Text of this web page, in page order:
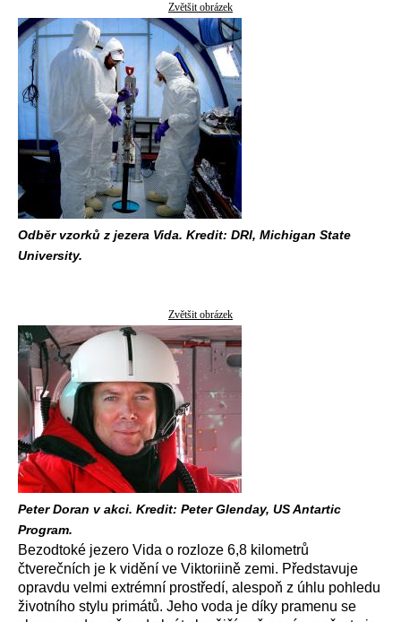
Zvětšit obrázek
Odběr vzorků z jezera Vida. Kredit: DRI, Michigan State
University.
Zvětšit obrázek
Peter Doran v akci. Kredit: Peter Glenday, US Antartic
Program.
Bezodtoké jezero Vida o rozloze 6,8 kilometrů
čtverečních je k vidění ve Viktoriině zemi. Představuje
opravdu velmi extrémní prostředí, alespoň z úhlu pohledu
životního stylu primátů. Jeho voda je díky pramenu se